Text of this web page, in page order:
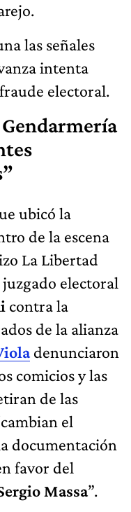
las señales
intenta
electoral.
ubicó la
de la escena
La Libertad
juzgado electoral
contra la
de la alianza
denunciaron
comicios y las
de las
el
documentación
favor del
Massa”.